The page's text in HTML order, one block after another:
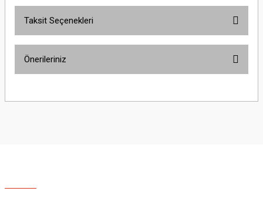
Taksit Seçenekleri
Önerileriniz
yetersiz gördüğünüz noktaları öneri formunu kullanarak tarafımıza